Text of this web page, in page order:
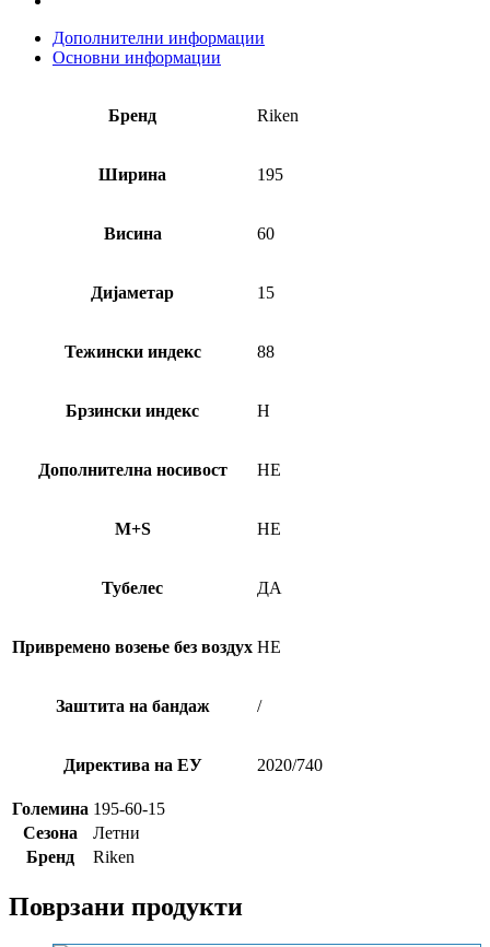
Дополнителни информации
Основни информации
Бренд Riken
Ширина 195
Висина 60
Дијаметар 15
Тежински индекс 88
Брзински индекс H
Дополнителна носивост НЕ
M+S НЕ
Тубелес ДА
Привремено возење без воздух НЕ
Заштита на бандаж /
Директива на ЕУ 2020/740
Големина 195-60-15
Сезона
Летни
Бренд
Riken
Поврзани продукти